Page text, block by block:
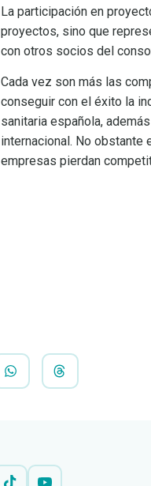
La participación en
proyectos, sino que
con otros socios del
Cada vez son más las
conseguir con el éxito la
sanitaria española,
internacional. No
empresas pierdan